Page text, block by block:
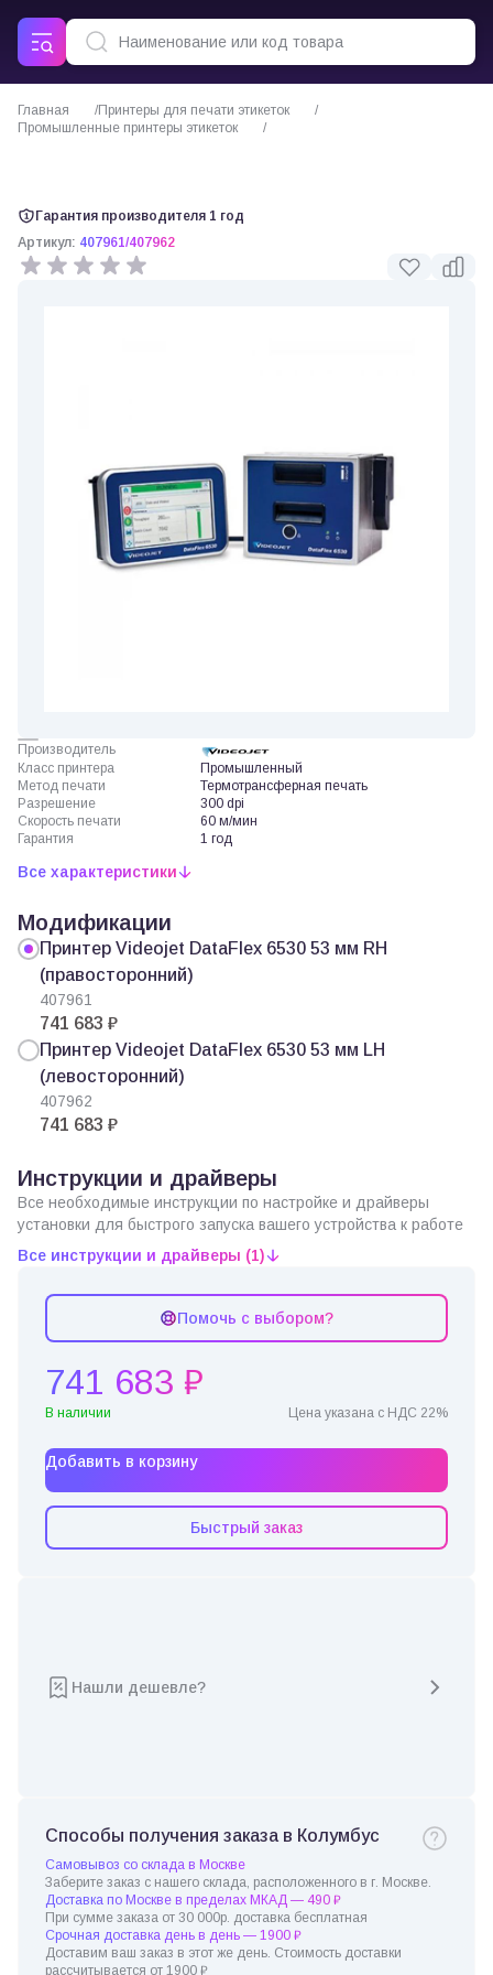
Главная
Принтеры для печати этикеток
Промышленные принтеры этикеток
Гарантия производителя 1 год
Артикул: 407961/407962
Производитель
Класс принтера
Промышленный
Метод печати
Термотрансферная печать
Разрешение
300 dpi
Скорость печати
60 м/мин
Гарантия
1 год
Все характеристики
Модификации
Принтер Videojet DataFlex 6530 53 мм RH
(правосторонний)
407961
741 683 ₽
Принтер Videojet DataFlex 6530 53 мм LH
(левосторонний)
407962
741 683 ₽
Инструкции и драйверы
Все необходимые инструкции по настройке и драйверы
установки для быстрого запуска вашего устройства к работе
Все инструкции и драйверы (1)
Помочь с выбором?
741 683 ₽
В наличии Цена указана с НДС 22%
Добавить в корзину
Быстрый заказ
Нашли дешевле?
Способы получения заказа в Колумбус
Самовывоз со склада в Москве
Заберите заказ с нашего склада, расположенного в г. Москве.
Доставка по Москве в пределах МКАД — 490 ₽
При сумме заказа от 30 000р. доставка бесплатная
Срочная доставка день в день — 1900 ₽
Доставим ваш заказ в этот же день. Стоимость доставки
рассчитывается от 1900 ₽